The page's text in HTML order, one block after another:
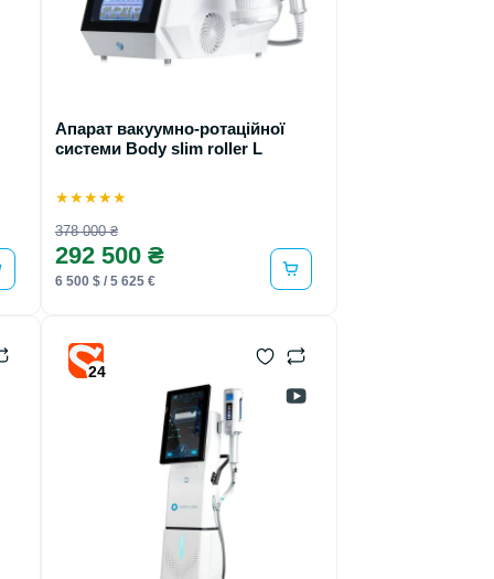
Апарат вакуумно-ротаційної
системи Body slim roller L
★★★★★
378 000 ₴
292 500 ₴
6 500 $ / 5 625 €
24